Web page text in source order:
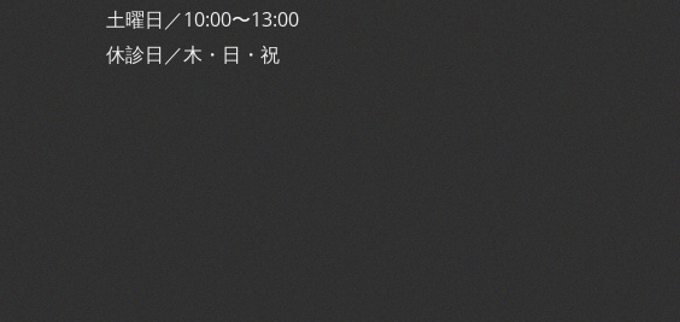
土曜日／10:00〜13:00
休診日／木・日・祝